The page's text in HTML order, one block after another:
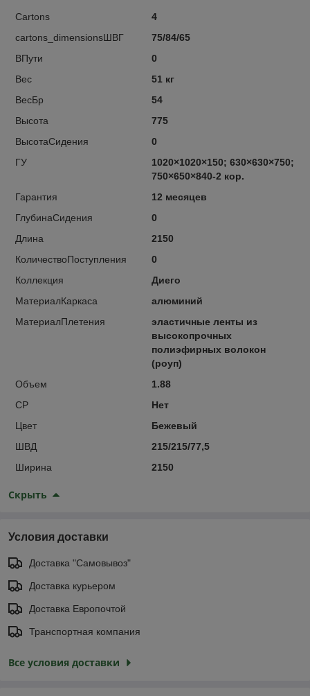
Cartons
4
cartons_dimensionsШВГ
75/84/65
ВПути
0
Вес
51 кг
ВесБр
54
Высота
775
ВысотаСидения
0
ГУ
1020×1020×150; 630×630×750;
750×650×840-2 кор.
Гарантия
12 месяцев
ГлубинаСидения
0
Длина
2150
КоличествоПоступления
0
Коллекция
Диего
МатериалКаркаса
алюминий
МатериалПлетения
эластичные ленты из
высокопрочных
полиэфирных волокон
(роуп)
Объем
1.88
СР
Нет
Цвет
Бежевый
ШВД
215/215/77,5
Ширина
2150
Скрыть
Условия доставки
Доставка "Самовывоз"
Доставка курьером
Доставка Европочтой
Транспортная компания
Все условия доставки